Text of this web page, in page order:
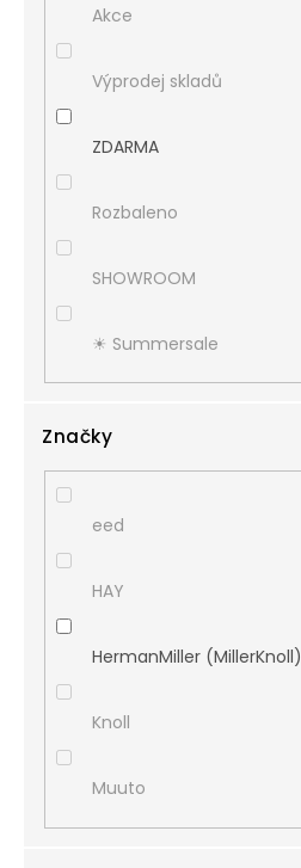
Akce
Výprodej skladů
ZDARMA
Rozbaleno
SHOWROOM
☀︎ Summersale
Značky
eed
HAY
HermanMiller (MillerKnoll)
Knoll
Muuto